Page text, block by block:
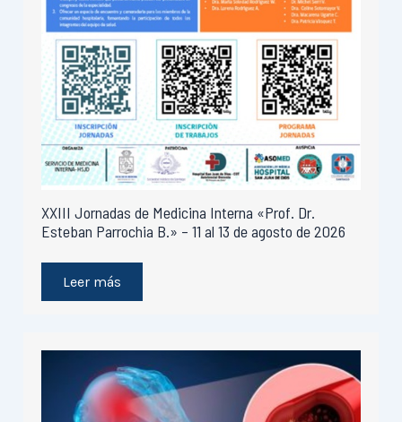
XXIII Jornadas de Medicina Interna «Prof. Dr.
Esteban Parrochia B.» – 11 al 13 de agosto de 2026
Leer más